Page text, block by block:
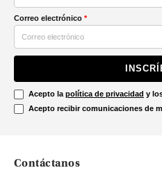
Correo electrónico *
Acepto la política de privacidad y
Acepto recibir comunicaciones de
Contáctanos